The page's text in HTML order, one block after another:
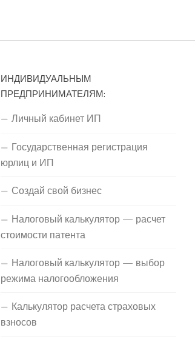
ИНДИВИДУАЛЬНЫМ
ПРЕДПРИНИМАТЕЛЯМ:
Личный кабинет ИП
Государственная регистрация
юрлиц и ИП
Создай свой бизнес
Налоговый калькулятор — расчет
стоимости патента
Налоговый калькулятор — выбор
режима налогообложения
Калькулятор расчета страховых
взносов